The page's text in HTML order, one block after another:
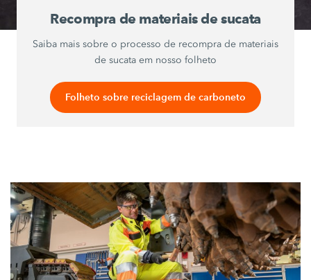
Recompra de materiais de sucata
Saiba mais sobre o processo de recompra de materiais
de sucata em nosso folheto
Folheto sobre reciclagem de carboneto